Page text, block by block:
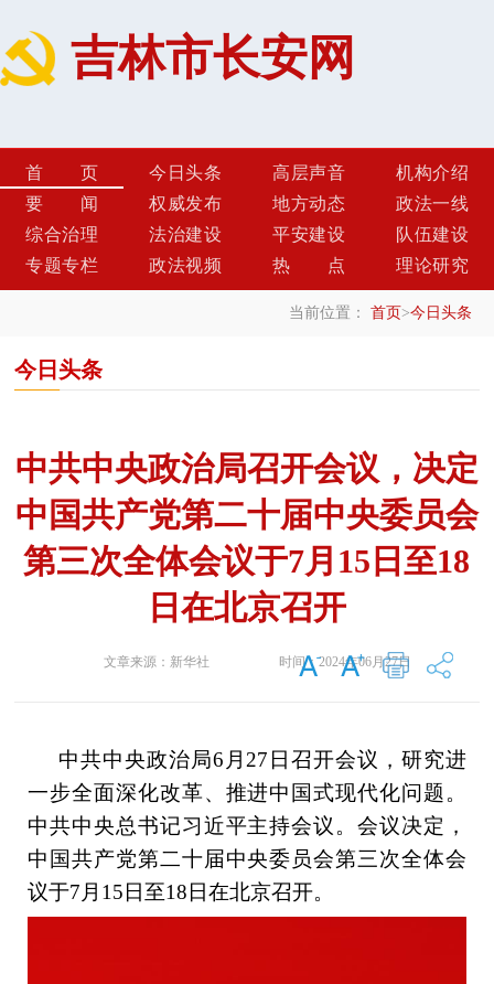
吉林市长安网
首页 今日头条 高层声音
机构介绍
要闻
权威发布 地方动态
政法一线
综合治理
法治建设 平安建设
队伍建设
专题专栏
政法视频 热点 理论研究
当前位置： 首页>今日头条
今日头条
中共中央政治局召开会议，决定
中国共产党第二十届中央委员会
第三次全体会议于7月15日至18
日在北京召开
文章来源： 新华社 时间：2024年06月27日
中共中央政治局6月27日召开会议，研究进
一步全面深化改革、推进中国式现代化问题。
中共中央总书记习近平主持会议。会议决定，
中国共产党第二十届中央委员会第三次全体会
议于7月15日至18日在北京召开。